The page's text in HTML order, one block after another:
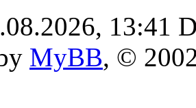
13:41
MyBB, ©